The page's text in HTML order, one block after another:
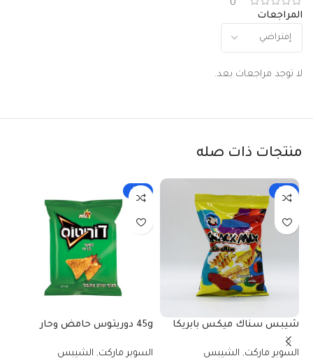
0
المراجعات
لا توجد مراجعات بعد.
منتجات ذات صله
-33%
شيبس سناك ميكس بابريكا
40 غم
السوبر ماركت, الشيبس
-33%
45g دوريتوس حامض وحار
السوبر ماركت, الشيبس